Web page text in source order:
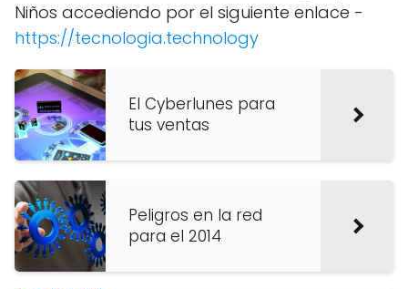
Niños accediendo por el siguiente enlace -
https://tecnologia.technology
El Cyberlunes para
tus ventas
Peligros en la red
para el 2014